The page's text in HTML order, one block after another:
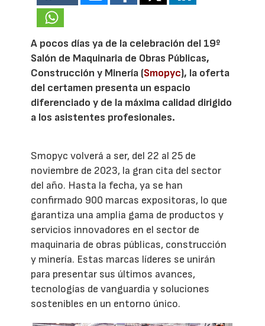
A pocos días ya de la celebración del 19º
Salón de Maquinaria de Obras Públicas,
Construcción y Minería (Smopyc), la oferta
del certamen presenta un espacio
diferenciado y de la máxima calidad dirigido
a los asistentes profesionales.
Smopyc volverá a ser, del 22 al 25 de
noviembre de 2023, la gran cita del sector
del año. Hasta la fecha, ya se han
confirmado 900 marcas expositoras, lo que
garantiza una amplia gama de productos y
servicios innovadores en el sector de
maquinaria de obras públicas, construcción
y minería. Estas marcas líderes se unirán
para presentar sus últimos avances,
tecnologías de vanguardia y soluciones
sostenibles en un entorno único.